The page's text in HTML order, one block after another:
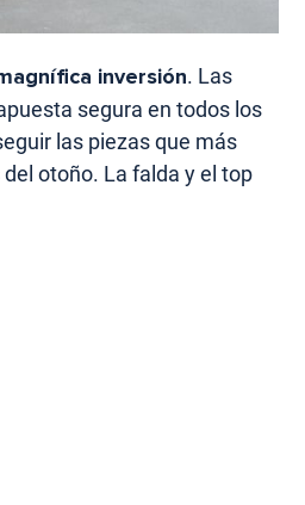
inversión. Las
segura en todos los
las piezas que más
otoño. La falda y el top